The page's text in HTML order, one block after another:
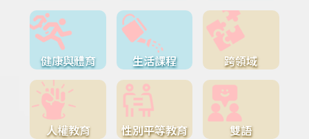
健康與體育 生活課程 跨領域
人權教育 性別平等教育 雙語